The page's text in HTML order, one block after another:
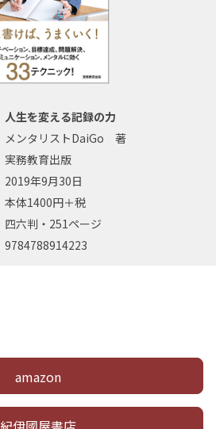
人生を変える記録の力
メンタリストDaiGo 著
実務教育出版
2019年9月30日
本体1400円＋税
四六判・251ページ
9784788914223
amazon